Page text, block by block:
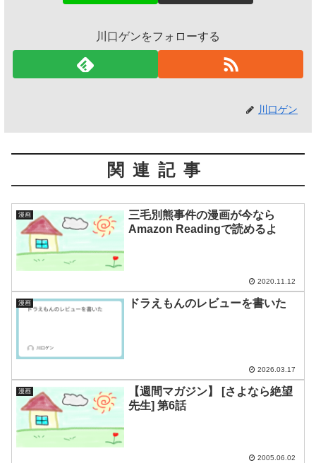
川口ゲンをフォローする
川口ゲン
関連記事
漫画
三毛別熊事件の漫画が今なら
Amazon Readingで読めるよ
2020.11.12
漫画 ドラえもんのレビューを書いた
2026.03.17
漫画
【週間マガジン】 [さよなら絶望
先生] 第6話
2005.06.02